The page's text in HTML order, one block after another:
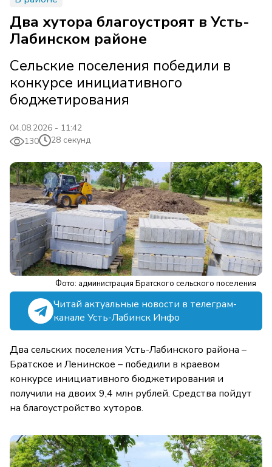
Два хутора благоустроят в Усть-
Лабинском районе
Сельские поселения победили в
конкурсе инициативного
бюджетирования
04.08.2026 - 11:42
130
28 секунд
Фото: администрация Братского сельского поселения
Читай актуальные новости в телеграм-
канале Усть-Лабинск Инфо
Два сельских поселения Усть-Лабинского района –
Братское и Ленинское – победили в краевом
конкурсе инициативного бюджетирования и
получили на двоих 9,4 млн рублей. Средства пойдут
на благоустройство хуторов.